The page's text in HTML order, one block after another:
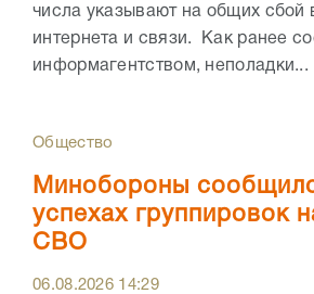
числа указывают на общих сбой
интернета и связи. Как ранее
информагентством, неполадки...
Общество
Минобороны
успехах группировок
СВО
06.08.2026 14:29